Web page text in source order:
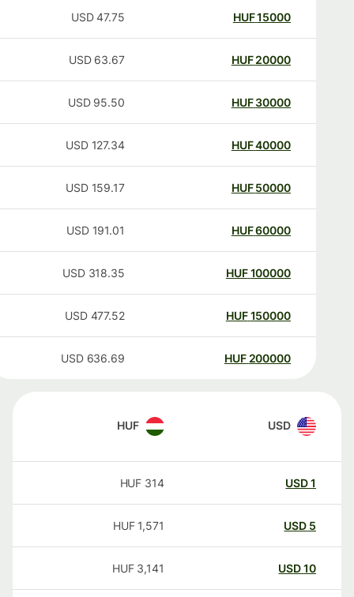
15000
HUF
47.75
USD
20000
HUF
63.67
USD
30000
HUF
95.50
USD
40000
HUF
127.34
USD
50000
HUF
159.17
USD
60000
HUF
191.01
USD
100000
HUF
318.35
USD
150000
HUF
477.52
USD
200000
HUF
636.69
USD
USD
HUF
USD
314
HUF
USD
1,571
HUF
USD
3,141
HUF